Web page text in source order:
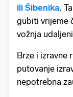
ili Šibenika.
gubiti vrijeme
vožnja
Brze i izravne
putovanje
nepotrebna